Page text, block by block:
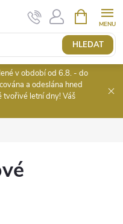
HLEDAT
NÁKUPNÍ
KOŠÍK
v období od 6.8. - do
a odeslána hned
tvořivé letní dny! Váš